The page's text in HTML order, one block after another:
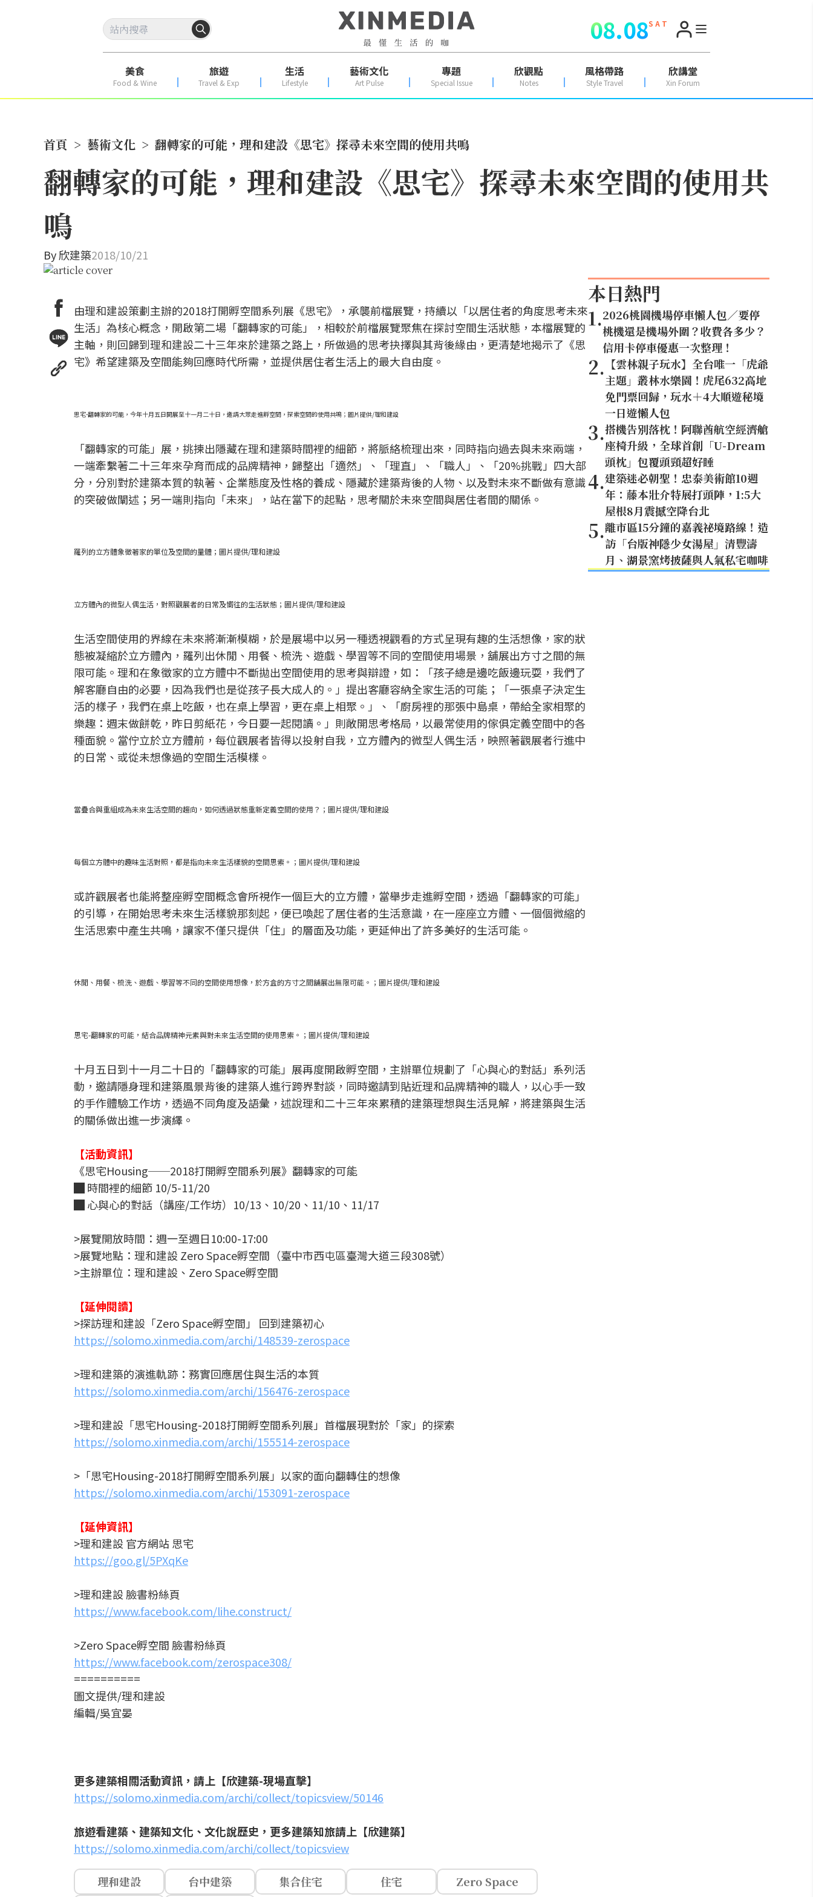
08.08S A T
美食
Food & Wine
旅遊
Travel & Exp
生活
Lifestyle
藝術文化
Art Pulse
專題
Special Issue
欣觀點
Notes
風格帶路
Style Travel
欣講堂
Xin Forum
首頁 > 藝術文化 > 翻轉家的可能，理和建設《思宅》探尋未來空間的使用共鳴
翻轉家的可能，理和建設《思宅》探尋未來空間的使用共
鳴
By欣建築2018/10/21
由理和建設策劃主辦的2018打開孵空間系列展《思宅》，承襲前檔展覽，持續以「以居住者的角度思考未來
生活」為核心概念，開啟第二場「翻轉家的可能」，相較於前檔展覽聚焦在探討空間生活狀態，本檔展覽的
主軸，則回歸到理和建設二十三年來於建築之路上，所做過的思考抉擇與其背後緣由，更清楚地揭示了《思
宅》希望建築及空間能夠回應時代所需，並提供居住者生活上的最大自由度。
思宅-翻轉家的可能，今年十月五日開展至十一月二十日，邀請大眾走進孵空間，探索空間的使用共鳴；圖片提供/理和建設
「翻轉家的可能」展，挑揀出隱藏在理和建築時間裡的細節，將脈絡梳理出來，同時指向過去與未來兩端，
一端牽繫著二十三年來孕育而成的品牌精神，歸整出「適然」、「理直」、「職人」、「20%挑戰」四大部
分，分別對於建築本質的執著、企業態度及性格的養成、隱藏於建築背後的人物、以及對未來不斷做有意識
的突破做闡述；另一端則指向「未來」，站在當下的起點，思考關於未來空間與居住者間的關係。
羅列的立方體象徵著家的單位及空間的量體；圖片提供/理和建設
立方體內的微型人偶生活，對照觀展者的日常及嚮往的生活狀態；圖片提供/理和建設
生活空間使用的界線在未來將漸漸模糊，於是展場中以另一種透視觀看的方式呈現有趣的生活想像，家的狀
態被凝縮於立方體內，羅列出休閒、用餐、梳洗、遊戲、學習等不同的空間使用場景，舖展出方寸之間的無
限可能。理和在象徵家的立方體中不斷拋出空間使用的思考與辯證，如：「孩子總是邊吃飯邊玩耍，我們了
解客廳自由的必要，因為我們也是從孩子長大成人的。」提出客廳容納全家生活的可能；「一張桌子決定生
活的樣子，我們在桌上吃飯，也在桌上學習，更在桌上相聚。」、「廚房裡的那張中島桌，帶給全家相聚的
樂趣：週末做餅乾，昨日剪紙花，今日要一起閱讀。」則敞開思考格局，以最常使用的傢俱定義空間中的各
種面貌。當佇立於立方體前，每位觀展者皆得以投射自我，立方體內的微型人偶生活，映照著觀展者行進中
的日常、或從未想像過的空間生活模樣。
當疊合與重組成為未來生活空間的趨向，如何透過狀態重新定義空間的使用？；圖片提供/理和建設
每個立方體中的趣味生活對照，都是指向未來生活樣貌的空間思索。；圖片提供/理和建設
或許觀展者也能將整座孵空間概念會所視作一個巨大的立方體，當舉步走進孵空間，透過「翻轉家的可能」
的引導，在開始思考未來生活樣貌那刻起，便已喚起了居住者的生活意識，在一座座立方體、一個個微縮的
生活思索中產生共鳴，讓家不僅只提供「住」的層面及功能，更延伸出了許多美好的生活可能。
休閒、用餐、梳洗、遊戲、學習等不同的空間使用想像，於方盒的方寸之間舖展出無限可能。；圖片提供/理和建設
思宅-翻轉家的可能，結合品牌精神元素與對未來生活空間的使用思索。；圖片提供/理和建設
十月五日到十一月二十日的「翻轉家的可能」展再度開啟孵空間，主辦單位規劃了「心與心的對話」系列活
動，邀請隱身理和建築風景背後的建築人進行跨界對談，同時邀請到貼近理和品牌精神的職人，以心手一致
的手作體驗工作坊，透過不同角度及語彙，述說理和二十三年來累積的建築理想與生活見解，將建築與生活
的關係做出進一步演繹。
【活動資訊】
《思宅Housing──2018打開孵空間系列展》翻轉家的可能
█ 時間裡的細節 10/5-11/20
█ 心與心的對話（講座/工作坊）10/13、10/20、11/10、11/17
>展覽開放時間：週一至週日10:00-17:00
>展覽地點：理和建設 Zero Space孵空間（臺中市西屯區臺灣大道三段308號）
>主辦單位：理和建設、Zero Space孵空間
【延伸閱讀】
>探訪理和建設「Zero Space孵空間」 回到建築初心
https://solomo.xinmedia.com/archi/148539-zerospace
>理和建築的演進軌跡：務實回應居住與生活的本質
https://solomo.xinmedia.com/archi/156476-zerospace
>理和建設「思宅Housing-2018打開孵空間系列展」首檔展現對於「家」的探索
https://solomo.xinmedia.com/archi/155514-zerospace
>「思宅Housing-2018打開孵空間系列展」以家的面向翻轉住的想像
https://solomo.xinmedia.com/archi/153091-zerospace
【延伸資訊】
>理和建設 官方網站 思宅
https://goo.gl/5PXqKe
>理和建設 臉書粉絲頁
https://www.facebook.com/lihe.construct/
>Zero Space孵空間 臉書粉絲頁
https://www.facebook.com/zerospace308/
==========
圖文提供/理和建設
編輯/吳宜晏
更多建築相關活動資訊，請上【欣建築-現場直擊】
https://solomo.xinmedia.com/archi/collect/topicsview/50146
旅遊看建築、建築知文化、文化說歷史，更多建築知旅請上【欣建築】
https://solomo.xinmedia.com/archi/collect/topicsview
理和建設 台中建築 集合住宅 住宅
Zero Space
本日熱門
1.2026桃園機場停車懶人包／要停
桃機還是機場外圍？收費各多少？
信用卡停車優惠一次整理！
2. 【雲林親子玩水】全台唯一「虎爺
主題」叢林水樂園！虎尾632高地
免門票回歸，玩水＋4大順遊秘境
一日遊懶人包
3.搭機告別落枕！阿聯酋航空經濟艙
座椅升級，全球首創「U-Dream
頭枕」包覆頭頸超好睡
4.建築迷必朝聖！忠泰美術館10週
年：藤本壯介特展打頭陣，1:5大
屋根8月震撼空降台北
5.離市區15分鐘的嘉義祕境路線！造
訪「台版神隱少女湯屋」清豐濤
月、湖景窯烤披薩與人氣私宅咖啡